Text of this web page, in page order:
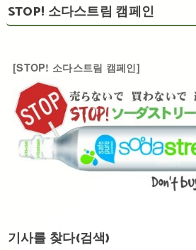
STOP! 소다스트림 캠페인
[STOP! 소다스트림 캠페인]
기사를 찾다(검색)